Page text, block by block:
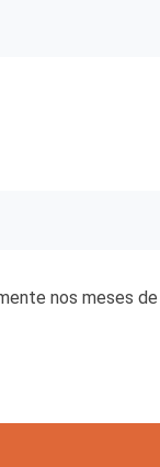
nos meses de